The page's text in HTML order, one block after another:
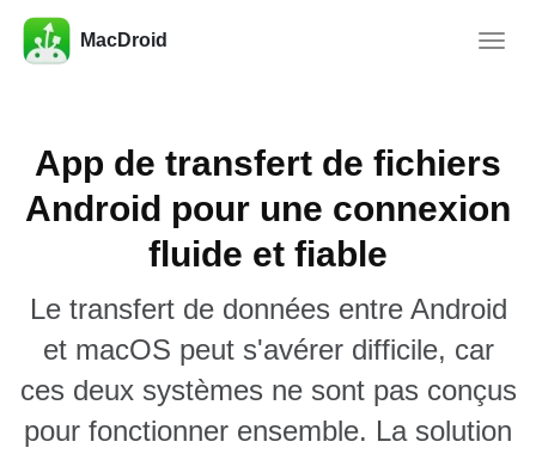
Toggle
MacDroid
App de transfert de fichiers
Android pour une connexion
fluide et fiable
Le transfert de données entre Android
et macOS peut s'avérer difficile, car
ces deux systèmes ne sont pas conçus
pour fonctionner ensemble. La solution